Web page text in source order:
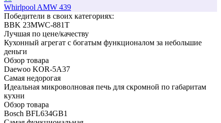
Whirlpool AMW 439
Победители в cвоих категориях:
BBK 23MWC-881T
Лучшая по цене/качеству
Кухонный агрегат с богатым функционалом за небольшие
деньги
Обзор товара
Daewoo KOR-5A37
Самая недорогая
Идеальная микроволновая печь для скромной по габаритам
кухни
Обзор товара
Bosch BFL634GB1